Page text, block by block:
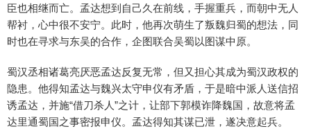
臣也相继而亡。孟达想到自己久在前线，手握重兵，而朝中无人
帮衬，心中很不安宁。此时，他再次萌生了叛魏归蜀的想法，同
时也在寻求与东吴的合作，企图联合吴蜀以图谋中原。
蜀汉丞相诸葛亮厌恶孟达反复无常，但又担心其成为蜀汉政权的
隐患。他得知孟达与魏兴太守申仪有矛盾，于是暗中派人送信招
诱孟达，并施“借刀杀人”之计，让部下郭模诈降魏国，故意将孟
达里通蜀国之事密报申仪。孟达得知其谋已泄，遂决意起兵。